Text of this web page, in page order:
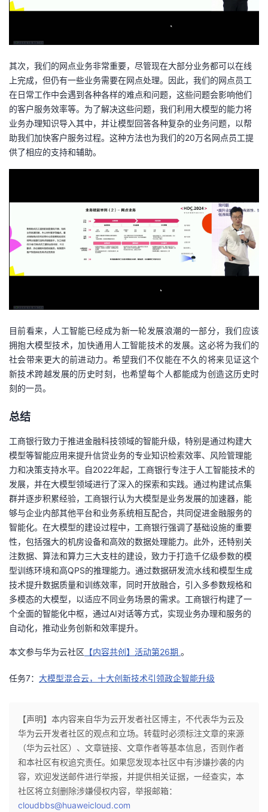
其次，我们的网点业务非常重要，尽管现在大部分业务都可以在线
上完成，但仍有一些业务需要在网点处理。因此，我们的网点员工
在日常工作中会遇到各种各样的难点和问题，这些问题会影响他们
的客户服务效率等。为了解决这些问题，我们利用大模型的能力将
业务办理知识导入其中，并让模型回答各种复杂的业务问题，以帮
助我们加快客户服务过程。这种方法也为我们的20万名网点员工提
供了相应的支持和辅助。
目前看来，人工智能已经成为新一轮发展浪潮的一部分，我们应该
拥抱大模型技术，加快通用人工智能技术的发展。这必将为我们的
社会带来更大的前进动力。希望我们不仅能在不久的将来见证这个
新技术跨越发展的历史时刻，也希望每个人都能成为创造这历史时
刻的一员。
总结
工商银行致力于推进金融科技领域的智能升级，特别是通过构建大
模型等智能应用来提升信贷业务的专业知识检索效率、风险管理能
力和决策支持水平。自2022年起，工商银行专注于人工智能技术的
发展，并在大模型领域进行了深入的探索和实践。通过构建试点集
群并逐步积累经验，工商银行认为大模型是业务发展的加速器，能
够与企业内部其他平台和业务系统相互配合，共同促进金融服务的
智能化。在大模型的建设过程中，工商银行强调了基础设施的重要
性，包括强大的机房设备和高效的数据处理能力。此外，还特别关
注数据、算法和算力三大支柱的建设，致力于打造千亿级参数的模
型训练环境和高QPS的推理能力。通过数据研发流水线和模型生成
技术提升数据质量和训练效率，同时开放融合，引入多参数规格和
多模态的大模型，以适应不同业务场景的需求。工商银行构建了一
个全面的智能化中枢，通过AI对话等方式，实现业务办理和服务的
自动化，推动业务创新和效率提升。
本文参与华为云社区 【内容共创】活动第26期 。
任务7： 大模型混合云，十大创新技术引领政企智能升级
【声明】本内容来自华为云开发者社区博主，不代表华为云及
华为云开发者社区的观点和立场。转载时必须标注文章的来源
（华为云社区）、文章链接、文章作者等基本信息，否则作者
和本社区有权追究责任。如果您发现本社区中有涉嫌抄袭的内
容，欢迎发送邮件进行举报，并提供相关证据，一经查实，本
社区将立刻删除涉嫌侵权内容，举报邮箱：
cloudbbs@huaweicloud.com